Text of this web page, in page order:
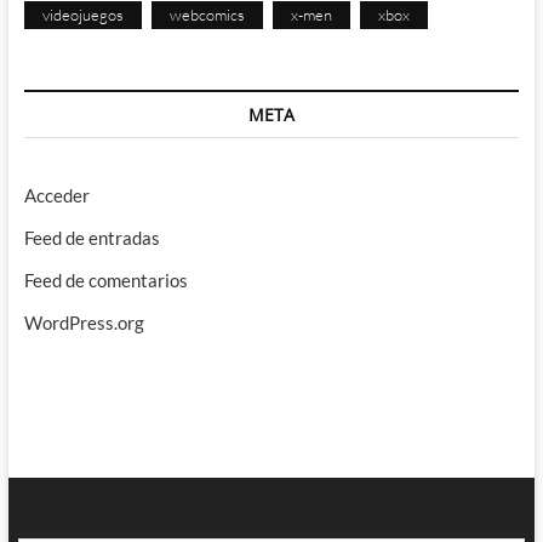
videojuegos webcomics x-men xbox
META
Acceder
Feed de entradas
Feed de comentarios
WordPress.org